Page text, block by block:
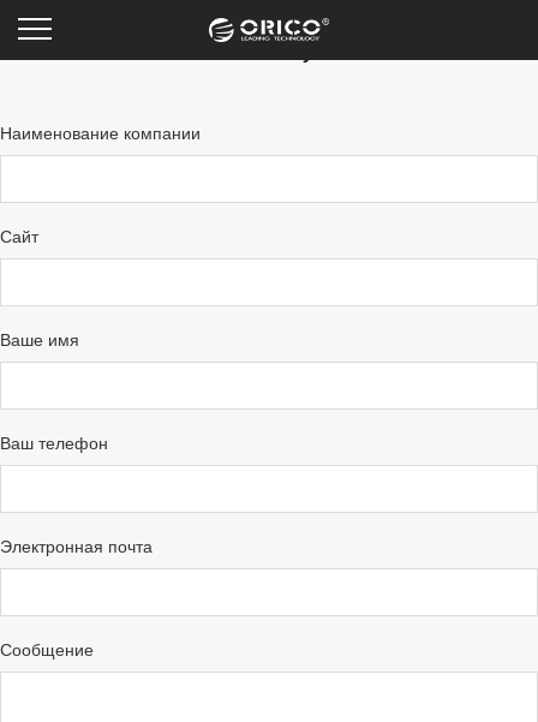
Bulk buy
Наименование компании
Сайт
Ваше имя
Ваш телефон
Электронная почта
Сообщение